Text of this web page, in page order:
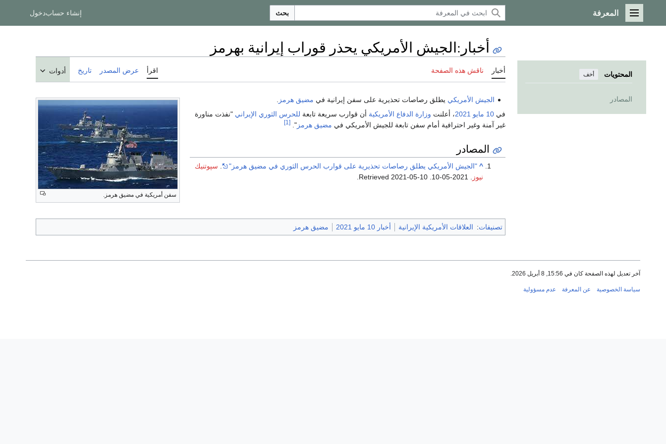
القائمة الرئيسية
المعرفة بحث إنشاء حسابدخول
المحتويات أخف
المصادر
أخبار :الجيش الأمريكي يحذر قوراب إيرانية بهرمز
أخبار ناقش هذه الصفحة اقرأ عرض المصدر تاريخ أدوات
سفن أمريكية في مضيق هرمز.
الجيش الأمريكي يطلق رصاصات تحذيرية على سفن إيرانية في مضيق هرمز
في 10 مايو 2021، أعلنت وزارة الدفاع الأمريكية أن قوارب سريعة تابعة للحرس الثوري الإيراني "نفذت مناورة
غير آمنة وغير احترافية أمام سفن تابعة للجيش الأمريكي في مضيق هرمز ".
[1]
المصادر
^ "الجيش الأمريكي يطلق رصاصات تحذيرية على قوارب الحرس الثوري في مضيق هرمز"
سپوتنيك
نيوز
2021-05-10
تصنيفات: العلاقات الأمريكية الإيرانية أخبار 10 مايو 2021 مضيق هرمز
آخر تعديل لهذه الصفحة كان في 15:56, 8 أبريل 2026.
سياسة الخصوصية عن المعرفة عدم مسؤولية